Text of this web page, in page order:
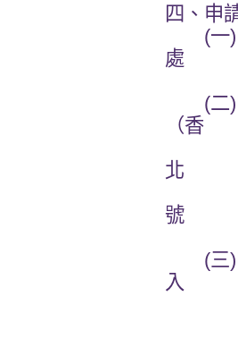
四、申
(一)申
處
、辦
(二)申
（香
港金
北
經濟
號
皇朝
(三)申
入
出國
請